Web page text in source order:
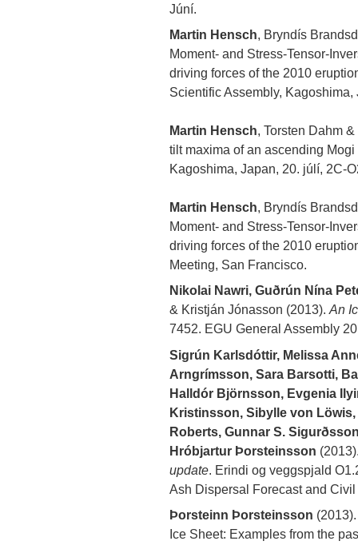
Júní.
Martin Hensch, Bryndís
Moment- and Stress-Tensor-
driving forces of the 2010
Scientific Assembly,
Martin Hensch, Torsten Dahm
tilt maxima of an ascending
Kagoshima, Japan, 20. júlí, 2C-
Martin Hensch, Bryndís
Moment- and Stress-Tensor-
driving forces of the 2010
Meeting, San Francisco.
Nikolai Nawri, Guðrún Nína
& Kristján Jónasson (2013). An
7452. EGU General Assembly
Sigrún Karlsdóttir, Melissa
Arngrímsson, Sara Barsotti,
Halldór Björnsson, Evgenia
Kristinsson, Sibylle von
Roberts, Gunnar S.
Hróbjartur Þorsteinsson
update. Erindi og veggspjald
Ash Dispersal Forecast and
Þorsteinn Þorsteinsson
Ice Sheet: Examples from the